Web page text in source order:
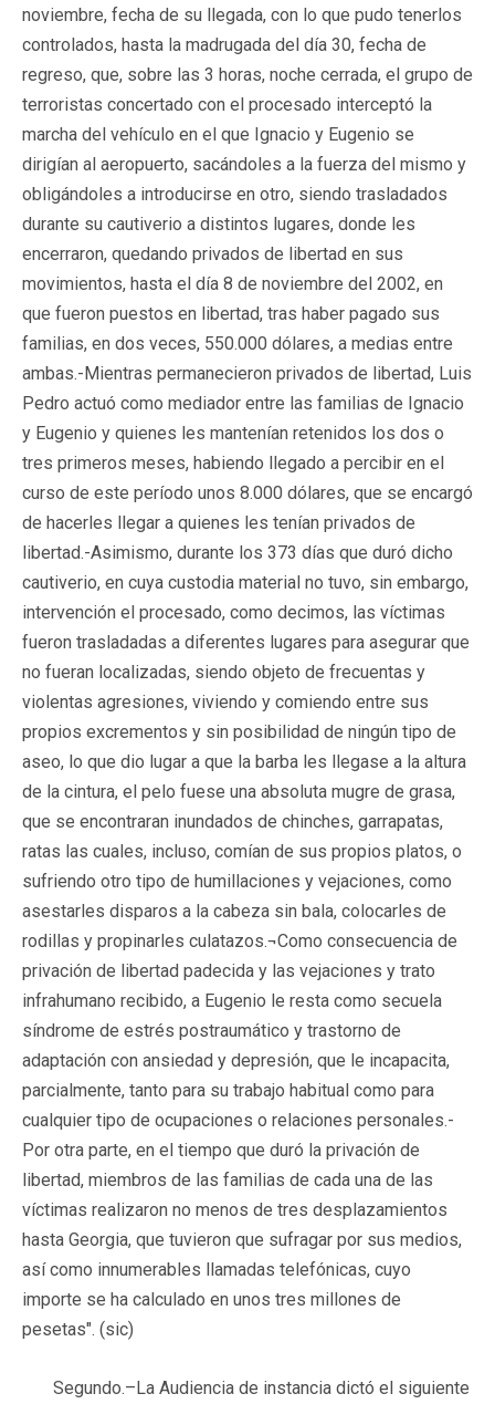
noviembre, fecha de su llegada, con lo que pudo tenerlos
controlados, hasta la madrugada del día 30, fecha de
regreso, que, sobre las 3 horas, noche cerrada, el grupo de
terroristas concertado con el procesado interceptó la
marcha del vehículo en el que Ignacio y Eugenio se
dirigían al aeropuerto, sacándoles a la fuerza del mismo y
obligándoles a introducirse en otro, siendo trasladados
durante su cautiverio a distintos lugares, donde les
encerraron, quedando privados de libertad en sus
movimientos, hasta el día 8 de noviembre del 2002, en
que fueron puestos en libertad, tras haber pagado sus
familias, en dos veces, 550.000 dólares, a medias entre
ambas.-Mientras permanecieron privados de libertad, Luis
Pedro actuó como mediador entre las familias de Ignacio
y Eugenio y quienes les mantenían retenidos los dos o
tres primeros meses, habiendo llegado a percibir en el
curso de este período unos 8.000 dólares, que se encargó
de hacerles llegar a quienes les tenían privados de
libertad.-Asimismo, durante los 373 días que duró dicho
cautiverio, en cuya custodia material no tuvo, sin embargo,
intervención el procesado, como decimos, las víctimas
fueron trasladadas a diferentes lugares para asegurar que
no fueran localizadas, siendo objeto de frecuentas y
violentas agresiones, viviendo y comiendo entre sus
propios excrementos y sin posibilidad de ningún tipo de
aseo, lo que dio lugar a que la barba les llegase a la altura
de la cintura, el pelo fuese una absoluta mugre de grasa,
que se encontraran inundados de chinches, garrapatas,
ratas las cuales, incluso, comían de sus propios platos, o
sufriendo otro tipo de humillaciones y vejaciones, como
asestarles disparos a la cabeza sin bala, colocarles de
rodillas y propinarles culatazos.¬Como consecuencia de
privación de libertad padecida y las vejaciones y trato
infrahumano recibido, a Eugenio le resta como secuela
síndrome de estrés postraumático y trastorno de
adaptación con ansiedad y depresión, que le incapacita,
parcialmente, tanto para su trabajo habitual como para
cualquier tipo de ocupaciones o relaciones personales.-
Por otra parte, en el tiempo que duró la privación de
libertad, miembros de las familias de cada una de las
víctimas realizaron no menos de tres desplazamientos
hasta Georgia, que tuvieron que sufragar por sus medios,
así como innumerables llamadas telefónicas, cuyo
importe se ha calculado en unos tres millones de
pesetas". (sic)
Segundo.–La Audiencia de instancia dictó el siguiente